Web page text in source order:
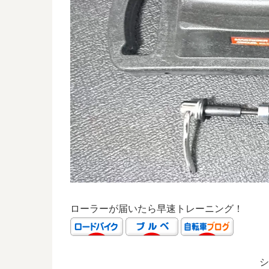
ローラーが届いたら早速トレーニング！